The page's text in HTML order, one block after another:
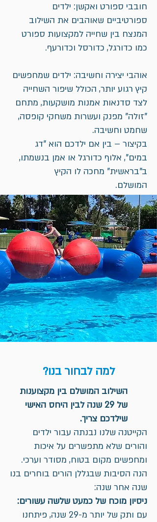
חובבי ספורט ואקשן: ילדים
ספורטיביים שאוהבים את השילוב
המנצח בין שחייה למקצועות ספורט
כמו כדורגל, כדורסל וכדורעף.
אוהבי יצירה וחשיבה: ילדים שמחפשים
קיץ רגוע יותר, הכולל שיפור השחייה
לצד סדנאות אמנות מושקעות, מתחם
"זולה" מפנק ועשרות משחקי קופסה,
שחמט וחשיבה.
בקיצור – בין אם ילדכם הוא "דג
במים", אלוף כדורגל או אמן בנשמתו,
ב"בראשית" מחכה לו הקיץ
המושלם.
למה לבחור בנו?
השילוב המושלם בין מקצוענות
של 29 שנה לבין היחס האישי
שילדכם צריך.
הקייטנה שלנו נבנתה עבור ילדים
והורים שלא מתפשרים על איכות
ומחפשים מקום בטוח, מסודר וערכי.
הנה הסיבות שבגללן הורים בוחרים בנו
שנה אחר שנה:
ניסיון מוכח של כמעט שלשה עשורים:
עם ותק של יותר מ-29 שנה, פיתחנו